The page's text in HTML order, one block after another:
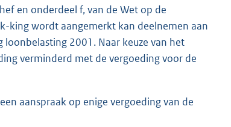
en onderdeel f, van de Wet op de
king wordt aangemerkt kan deelnemen aan
2001. Naar keuze van het
verminderd met de vergoeding voor de
aanspraak op enige vergoeding van de